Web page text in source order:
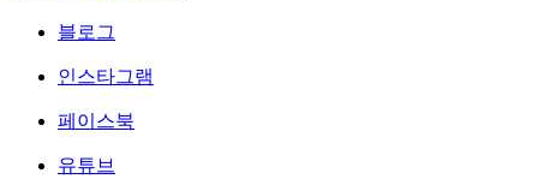
블로그
인스타그램
페이스북
유튜브